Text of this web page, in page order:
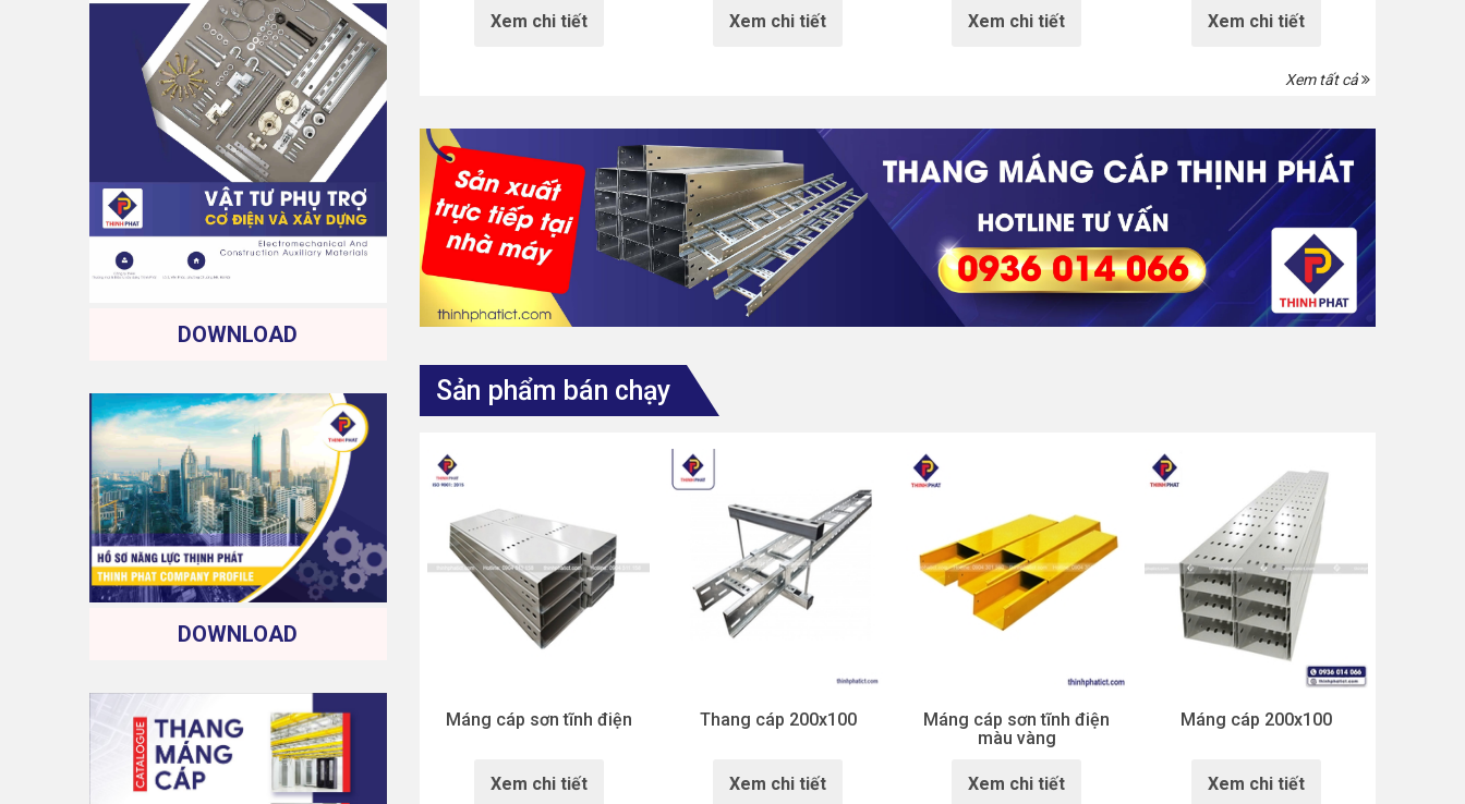
Xem chi tiết Xem chi tiết Xem chi tiết Xem chi tiết
Xem tất cả
Sản phẩm bán chạy
Máng cáp sơn tĩnh điện
Xem chi tiết
Thang cáp 200x100
Xem chi tiết
Máng cáp sơn tĩnh điện
màu vàng
Xem chi tiết
Máng cáp 200x100
Xem chi tiết
DOWNLOAD
DOWNLOAD